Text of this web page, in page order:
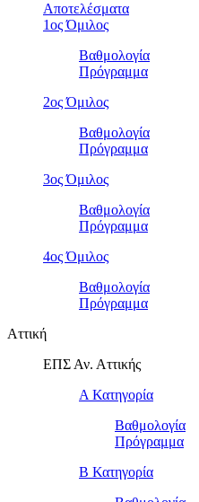
Αποτελέσματα
1ος Όμιλος
Βαθμολογία
Πρόγραμμα
2ος Όμιλος
Βαθμολογία
Πρόγραμμα
3ος Όμιλος
Βαθμολογία
Πρόγραμμα
4ος Όμιλος
Βαθμολογία
Πρόγραμμα
Αττική
ΕΠΣ Αν. Αττικής
Α Κατηγορία
Βαθμολογία
Πρόγραμμα
Β Κατηγορία